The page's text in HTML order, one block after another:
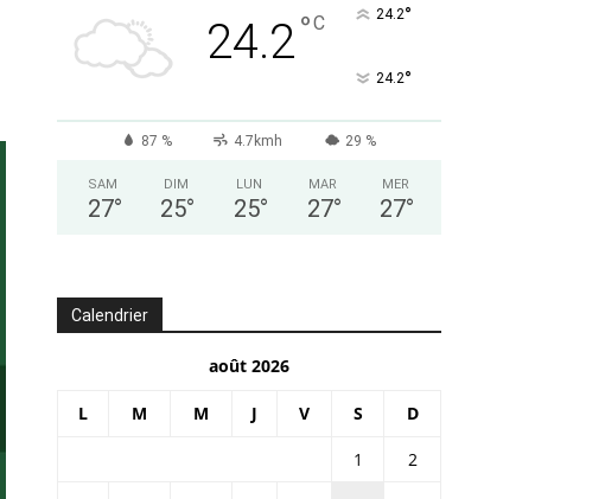
24.2°C 24.2°
24.2°
87 % 4.7kmh 29 %
SAM
27°
DIM
25°
LUN
25°
MAR
27°
MER
27°
Calendrier
août 2026
L M M J V S D
1
2